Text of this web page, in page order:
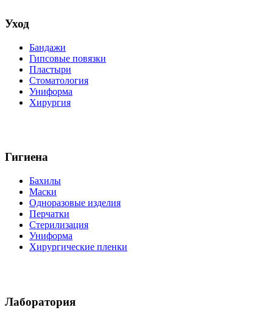
Уход
Бандажи
Гипсовые повязки
Пластыри
Стоматология
Униформа
Хирургия
Гигиена
Бахилы
Маски
Одноразовые изделия
Перчатки
Стерилизация
Униформа
Хирургические пленки
Лаборатория